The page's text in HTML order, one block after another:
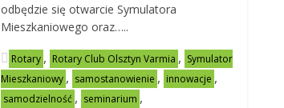
odbędzie się otwarcie Symulatora
Mieszkaniowego oraz…..
Rotary , Rotary Club Olsztyn Varmia , Symulator
Mieszkaniowy , samostanowienie , innowacje ,
samodzielność , seminarium ,